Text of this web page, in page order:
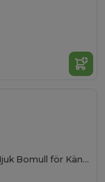
Ekologisk Barnmössa i Mjuk Bomull för Känslig Hud